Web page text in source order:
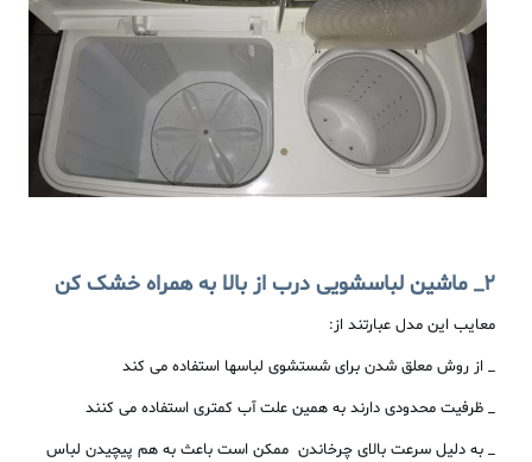
2
_ ماشین لباسشویی درب از بالا به همراه خشک کن
معایب این مدل عبارتند از:
_ از روش معلق شدن برای شستشوی لباسها استفاده می کند
_ ظرفیت محدودی دارند به همین علت آب کمتری استفاده می کنند
_ به دلیل سرعت بالای چرخاندن ممکن است باعث به هم پیچیدن لباس